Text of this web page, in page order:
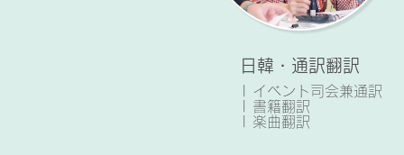
日韓・通訳翻訳
| イベント司会兼通訳
| 書籍翻訳
| 楽曲翻訳